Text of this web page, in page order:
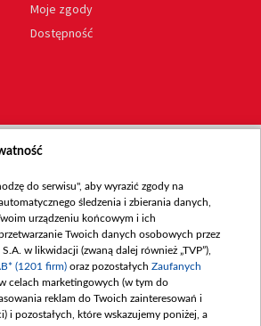
Moje zgody
Dostępność
do serwisu", aby wyrazić zgody na
śledzenia i zbierania danych,
urządzeniu końcowym i ich
Twoich danych osobowych przez
w likwidacji (zwaną dalej również „TVP”),
(1201 firm) oraz pozostałych Zaufanych
w celach marketingowych (w tym do
reklam do Twoich zainteresowań i
i pozostałych, które wskazujemy poniżej, a